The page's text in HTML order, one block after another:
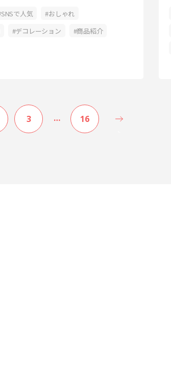
SNSで人気
おしゃれ
デコレーション 商品紹介
3 … 16